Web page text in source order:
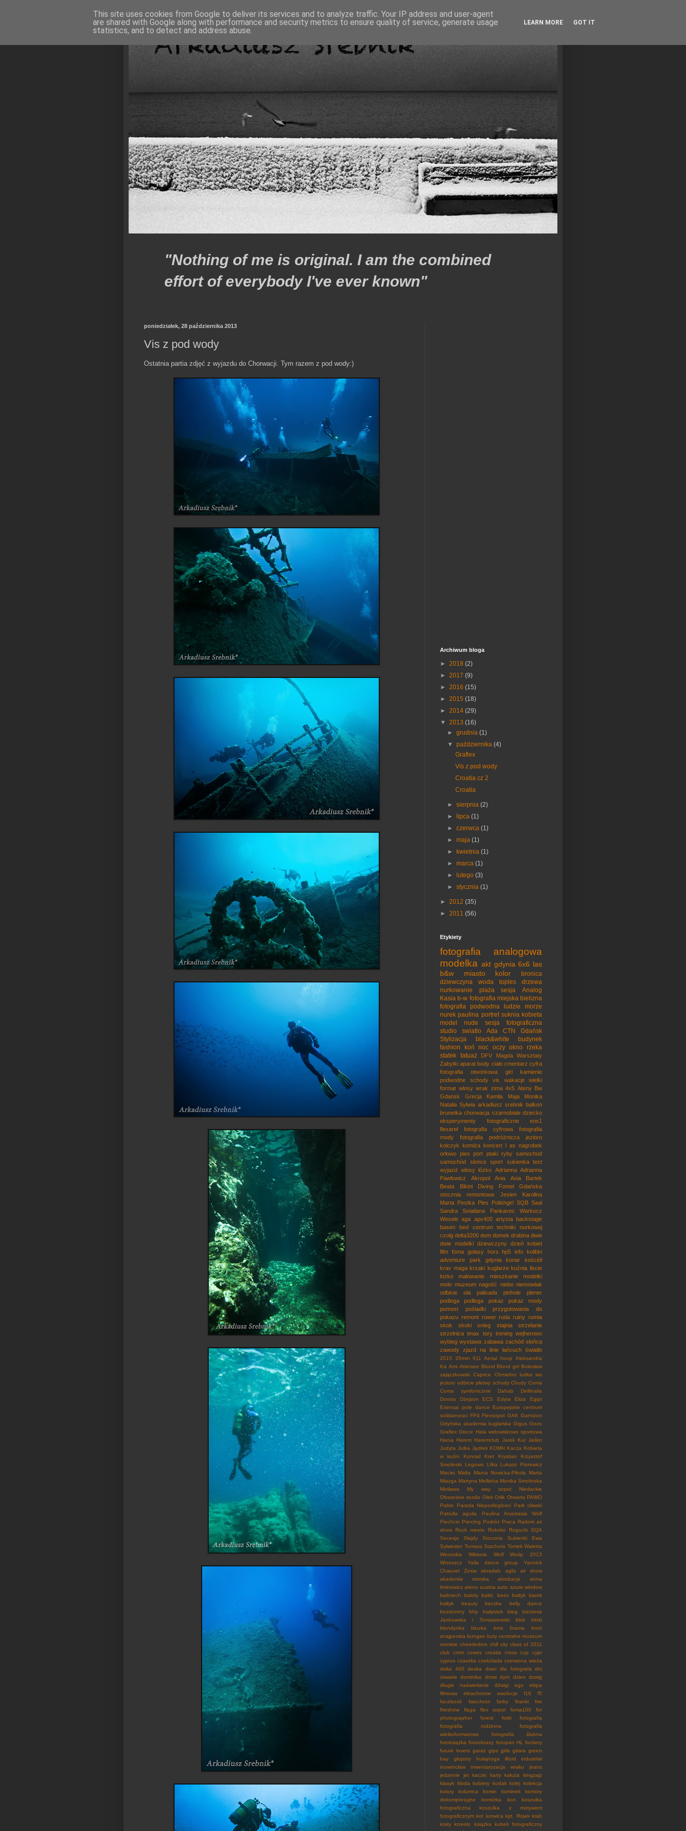
"Nothing of me is original. I am the combined
effort of everybody I've ever known"
poniedziałek, 28 października 2013
Vis z pod wody
Ostatnia partia zdjęć z wyjazdu do Chorwacji. Tym razem z pod wody:)
Archiwum bloga
► 2018 (2)
► 2017 (9)
► 2016 (15)
► 2015 (18)
► 2014 (29)
▼ 2013 (16)
►grudnia(1)
▼października(4)
Graflex
Vis z pod wody
Croatia cz 2
Croatia
►sierpnia(2)
►
lipca(1)
►czerwca(1)
►maja(1)
►
kwietnia(1)
►marca(1)
►
lutego(3)
►stycznia(1)
► 2012 (35)
► 2011 (56)
Etykiety
fotografia analogowa
modelka akt gdynia 6x6 las
b&w
miasto kolor
bronica
dziewczyna
woda toples
drzewa
nurkowanie
plaża sesja
Analog
Kasia b-w fotografia miejska bielizna
fotografia podwodna
ludzie
morze
nurek paulina portret suknia kobieta
model
nude
sesja fotograficzna
studio
swiatlo Ada CTN
Gdańsk
Stylizacja
black&white
budynek
fashion
koń noc oczy okno
rzeka
statek tatuaż DFV Magda
Warsztaty
Zabytki aparat body ciało cmentarz cyfra
fotografia otworkowa
girl
kamienie
podwodne
schody vis wakacje
wielki
format wlosy wrak zima 4x5 Ateny Bw
Gdansk
Grecja Kamila Maja
Monika
Natalia Sylwia arkadiusz srebnik balkon
brunetka chorwacja czarnobiale dziecko
eksperymenty fotograficzne
eos1
flexareł
fotografia cyfrowa
fotografia
mody
fotografia podróżnicza
jezioro
kolczyk komiża koncert l as nagrobek
orłowo pies port ptaki ryby samochod
samochód
slonce sport sukienka
test
wyjazd włosy łózko Adrianna Adrianna
Pawłowicz
Akropol Ania Asia
Bartek
Beata
Bikini Diving Fomei
Gdańska
stocznia remontowa
Jesien
Karolina
Marta Pestka Pies Polishgirl SQB Saal
Sandra
Sviatlana Pankavec
Warkocz
Wesele aga apx400 artysta backstage
basen
bed
centrum techniki nurkowej
czołg delta3200 dom domek drabina dwie
dwie modelki dziewczyny dzień kobiet
film foma golasy hors hp5 info kolibki
adventure park gdynia
konar
kościół
krav maga krzaki kuglarze kuźnia liscie
lozko
malowanie mieszkanie
modelki
molo muzeum nagość niebo niemowlak
odbicie
ola palisada pinhole
plener
podloga
podłoga pokaz
pokaz mody
pomost
pośladki
przygotowania do
pokazu remont rower ruda ruiny rumia
skok
skoki snieg stajnia
strzelanie
strzelnica tmax tory trening wejherowo
wybieg wystawa zabawa zachód słońca
zawody zjazd na linie łańcuch światło
2015 35mm 911 Aerial hoop
Aleksandra
Ka Ami Attersee Blond Blond girl Bolesław
zajączkowski Caprice
Chmielno ludka las
jezioro odbicie płetwy schody Chudy Coma
Coma symfonicznie
Dahab
Delfinalia
Dorota
Dżejson ECS Edyta Eliza
Egipt
Esensai pole dance
Europejskie centrum
solidarnosci FP4 Flexsopot GAK Garnizon
Gdyńska akademia kuglarska Gigus Gozo
Graflex Grece
Hala widowiskowo sportowa
Hania
Harem Haremclub Jarek Kur Jaśko
Judyta Julka Jędrek KOMH Kacza Kobieta
w kuźni
Konrad Kret Krystian
Krzysztof
Smolinski
Legowo Lilka
Lukasz Piorewicz
Maciej
Malta Mania Nowicka-Pikuła
Marta
Miazga Martyna Mellieha Monika Smolinska
Motława
My way sopot
Niedackie
Obssesive studio Olek Orlik Otwarta PAWO
Pablo
Parada Niepodleglosci
Park oliwski
Patrulla aguila
Paulina Anastasia Wolf
Piechcin Piercing Podróż Praca Radom air
show
Rock meets Rokoko Rogucki SQA
Secesja
Slajdy Stocznia
Sukienki Ewa
Sylwester Tomasz Stachura Tomek Waletta
Weronika
Wiktoria Wolf
Wośp 2013
Wrzeszcz
Yalla dance group
Yannick
Chauvet
Zosia abradab agfa
air show
akademia morska
akrobacje
anna
liminowicz atens austria auto azure window
balictech
baloty baltic bees baltyk barok
bałtyk
beauty beczka
belly dance
bezdomny
bhp białystok bieg
bizuteria
Jankowska i Tomaszewski
blok
bloki
blondynka
bluzka bmx brama
broń
snajperska bungee buty centralne muzeum
morskie cheerleders chill city class of 2011
club
cmm cowes croatia cross cup
cypr
cyprus czaszka czekolada czerwona wieża
delta 400
deska diver dla fotografa
dni
otwarte
dominika drzwi dym dzien
dzwig
długie naświetlanie
dźwigi ego
ekipa
filmowa
ektachrome ewolucje f16
f5
facebook
falochron farby firanki
fire
fireshow
flaga flex sopot foma100
for
photographer
forest fotki
fotografia
fotografia rodzinna
fotografia
wielkoformatowa
fotografia ślubna
fotoksiążka fotoobrazy fotopan HL
fuckery
future lovers garaż gips girls gitara green
bay
głupoty hulajnoga ilford
industrial
inowrocław
inwentaryzacja wraku
jeans
jedzenie
jet kaczki karty kałuża
kingzajz
klasyk kloda kobiety kodak kolej kolekcja
kolory
kolumna komin kominek
komory
dekompresyjne
komórka kon
koszulka
fotograficzna
koszulka z motywem
fotograficznym kot kotwica kpt. Rojek krab
kraty krzeslo książka
kubek fotograficzny
This site uses cookies from Google to deliver its services and to analyze traffic. Your IP address and user-agent
are shared with Google along with performance and security metrics to ensure quality of service, generate usage
statistics, and to detect and address abuse.
LEARN MORE GOT IT